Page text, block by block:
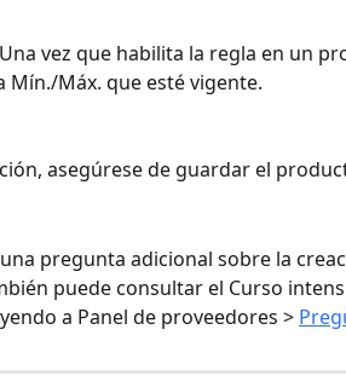
vez que habilita la regla en un
Mín./Máx. que esté vigente.
asegúrese de guardar el
pregunta adicional sobre la
puede consultar el Curso
a Panel de proveedores >